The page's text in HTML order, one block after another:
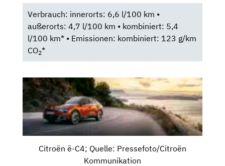
Verbrauch: innerorts: 6,6 l/100 km •
außerorts: 4,7 l/100 km • kombiniert: 5,4
l/100 km* • Emissionen: kombiniert: 123 g/km
CO2*
Citroën ë-C4; Quelle: Pressefoto/Citroën
Kommunikation